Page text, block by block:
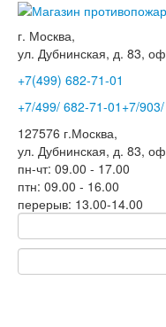
г. Москва,
ул. Дубнинская, д. 83,
+7(499) 682-71-01
+7/499/ 682-71-01 +7/903/
127576 г.Москва,
ул. Дубнинская, д. 83,
пн-чт: 09.00 - 17.00
птн: 09.00 - 16.00
перерыв: 13.00-14.00